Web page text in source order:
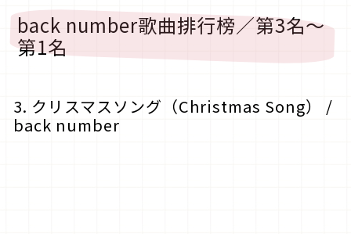
back number歌曲排行榜／第3名～
第1名
3. クリスマスソング（Christmas Song） /
back number